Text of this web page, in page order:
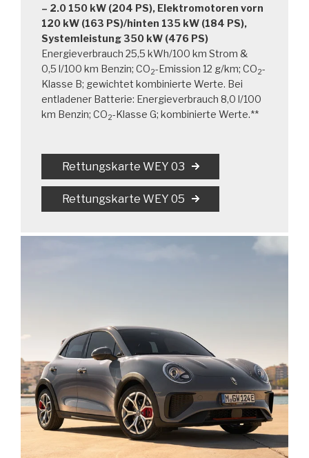
– 2.0 150 kW (204 PS), Elektromotoren vorn
120 kW (163 PS)/hinten 135 kW (184 PS),
Systemleistung 350 kW (476 PS)
Energieverbrauch 25,5 kWh/100 km Strom &
0,5 l/100 km Benzin; CO2-Emission 12 g/km; CO2-
Klasse B; gewichtet kombinierte Werte. Bei
entladener Batterie: Energieverbrauch 8,0 l/100
km Benzin; CO2-Klasse G; kombinierte Werte.**
Rettungskarte WEY 03
Rettungskarte WEY 05